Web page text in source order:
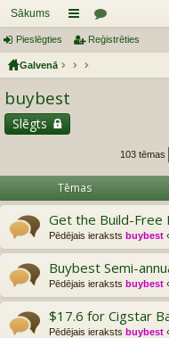
Sākums
aī
sn
es
or
Pieslēgties Reģistrēties
Galvenā
buybest
Slēgts
103 tēmas
Tēmas
Get the Build-Free
Pēdējais ieraksts buybest
Buybest Semi-
Pēdējais ieraksts buybest
$17.6 for Cigstar
Pēdējais ieraksts buybest